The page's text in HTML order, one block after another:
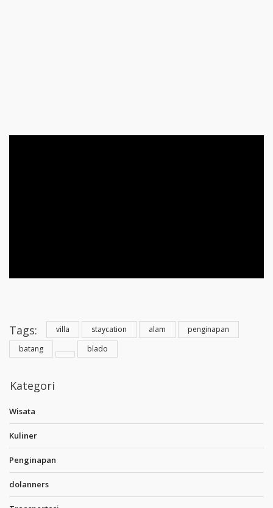
Tags: villa staycation alam
penginapan
batang
blado
Kategori
Wisata
Kuliner
Penginapan
dolanners